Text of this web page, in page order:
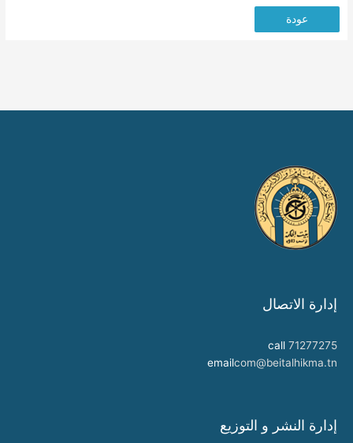
عودة
إدارة الاتصال
call 71277275
emailcom@beitalhikma.tn
إدارة النشر و التوزيع